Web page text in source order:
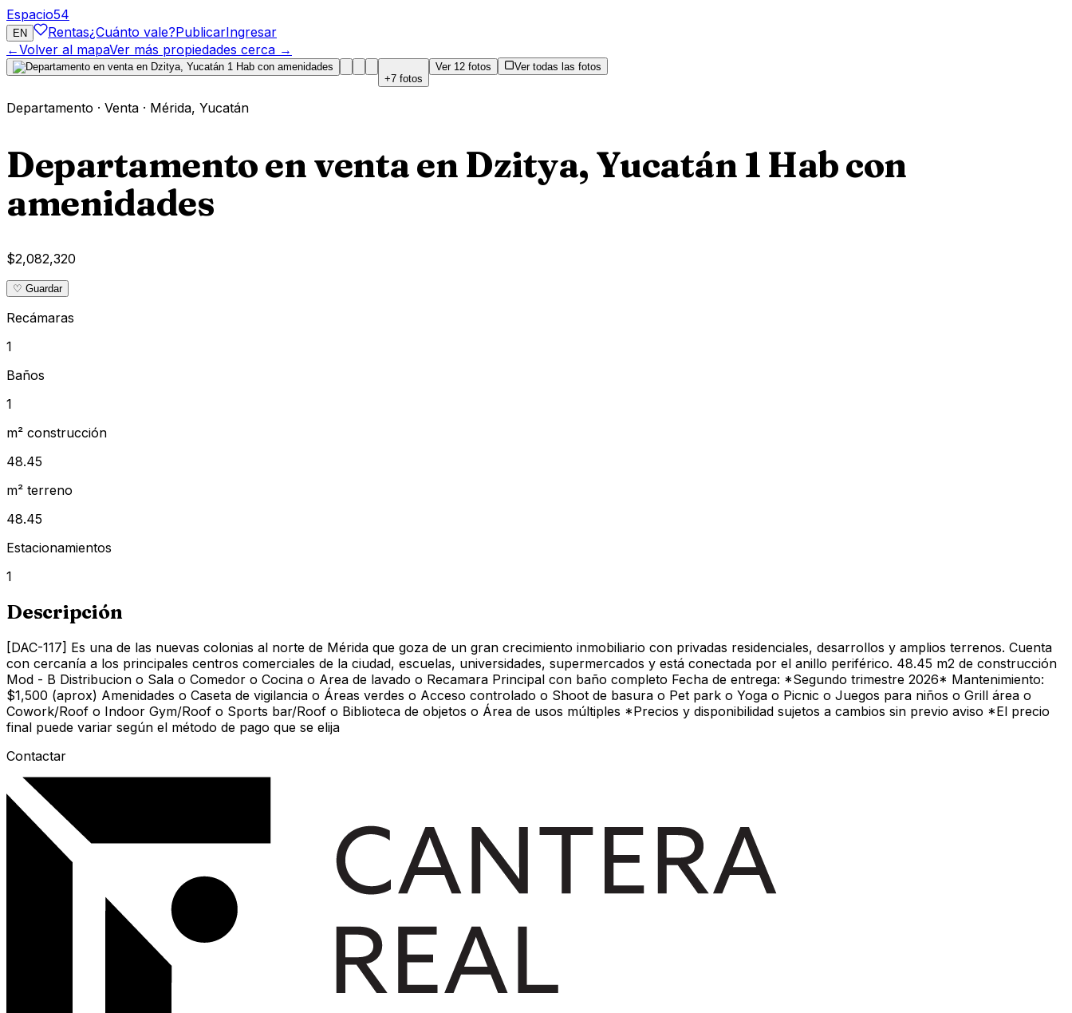
Espacio54
EN Rentas¿Cuánto vale?PublicarIngresar
←Volver al mapaVer más propiedades cerca →
+7 fotos
Ver 12 fotos Ver todas las fotos
Departamento · Venta · Mérida, Yucatán
Departamento en venta en Dzitya, Yucatán 1 Hab con
amenidades
$2,082,320
♡ Guardar
Recámaras
1
Baños
1
m² construcción
48.45
m² terreno
48.45
Estacionamientos
1
Descripción
[DAC-117] Es una de las nuevas colonias al norte de Mérida que goza de un gran crecimiento inmobiliario con privadas residenciales, desarrollos y amplios terrenos. Cuenta
con cercanía a los principales centros comerciales de la ciudad, escuelas, universidades, supermercados y está conectada por el anillo periférico. 48.45 m2 de construcción
Mod - B Distribucion o Sala o Comedor o Cocina o Area de lavado o Recamara Principal con baño completo Fecha de entrega: *Segundo trimestre 2026* Mantenimiento:
$1,500 (aprox) Amenidades o Caseta de vigilancia o Áreas verdes o Acceso controlado o Shoot de basura o Pet park o Yoga o Picnic o Juegos para niños o Grill área o
Cowork/Roof o Indoor Gym/Roof o Sports bar/Roof o Biblioteca de objetos o Área de usos múltiples *Precios y disponibilidad sujetos a cambios sin previo aviso *El precio
final puede variar según el método de pago que se elija
Contactar